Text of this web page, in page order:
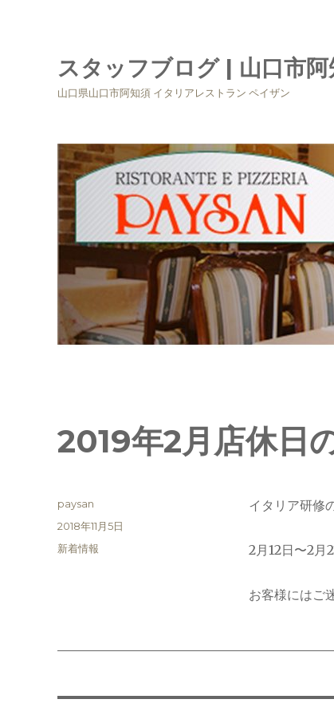
スタッフブログ | 山口市
山口県山口市阿知須 イタリアレストラン ペイザン
2019年2月店休日
イタリア研修
2月12日〜2月
お客様にはご
投
paysan
投
稿
2018年11月5日
カ
新着情報